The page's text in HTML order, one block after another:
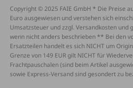
Copyright © 2025 FAIE GmbH * Die Preise
Euro ausgewiesen und verstehen sich
Umsatzsteuer und zzgl. Versandkosten und
wenn nicht anders beschrieben ** Bei den
Ersatzteilen handelt es sich NICHT um
Grenze von 149 EUR gilt NICHT für
Frachtpauschalen (sind beim Artikel
sowie Express-Versand sind gesondert zu